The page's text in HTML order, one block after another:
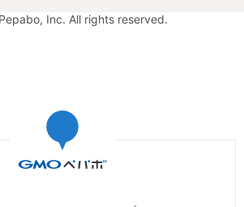
Inc. All rights reserved.